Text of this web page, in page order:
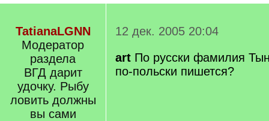
TatianaLGNN
Модератор
раздела
ВГД дарит
удочку. Рыбу
ловить должны
вы сами
12 дек. 2005 20:04
art По русски фамилия
по-польски пишется?